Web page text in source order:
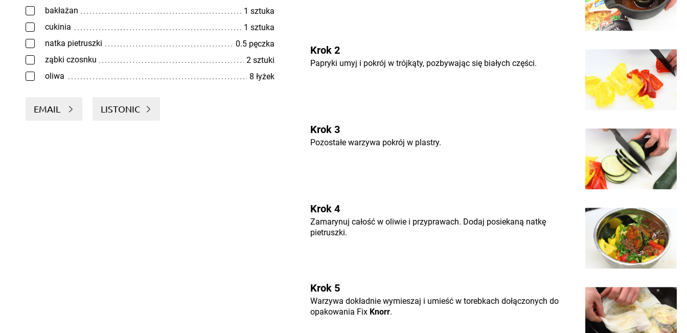
bakłażan
1 sztuka
cukinia
1 sztuka
natka pietruszki
0.5 pęczka
ząbki czosnku
2 sztuki
oliwa
8 łyżek
EMAIL LISTONIC
Krok 2
Papryki umyj i pokrój w trójkąty, pozbywając się białych części.
Krok 3
Pozostałe warzywa pokrój w plastry.
Krok 4
Zamarynuj całość w oliwie i przyprawach. Dodaj posiekaną natkę
pietruszki.
Krok 5
Warzywa dokładnie wymieszaj i umieść w torebkach dołączonych do
opakowania Fix Knorr.